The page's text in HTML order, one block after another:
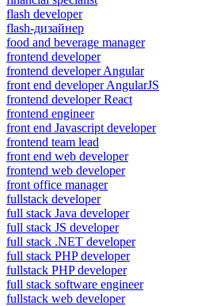
flash developer
flash-дизайнер
food and beverage manager
frontend developer
frontend developer Angular
front end developer AngularJS
frontend developer React
frontend engineer
front end Javascript developer
frontend team lead
front end web developer
frontend web developer
front office manager
fullstack developer
full stack Java developer
full stack JS developer
full stack .NET developer
full stack PHP developer
fullstack PHP developer
full stack software engineer
fullstack web developer